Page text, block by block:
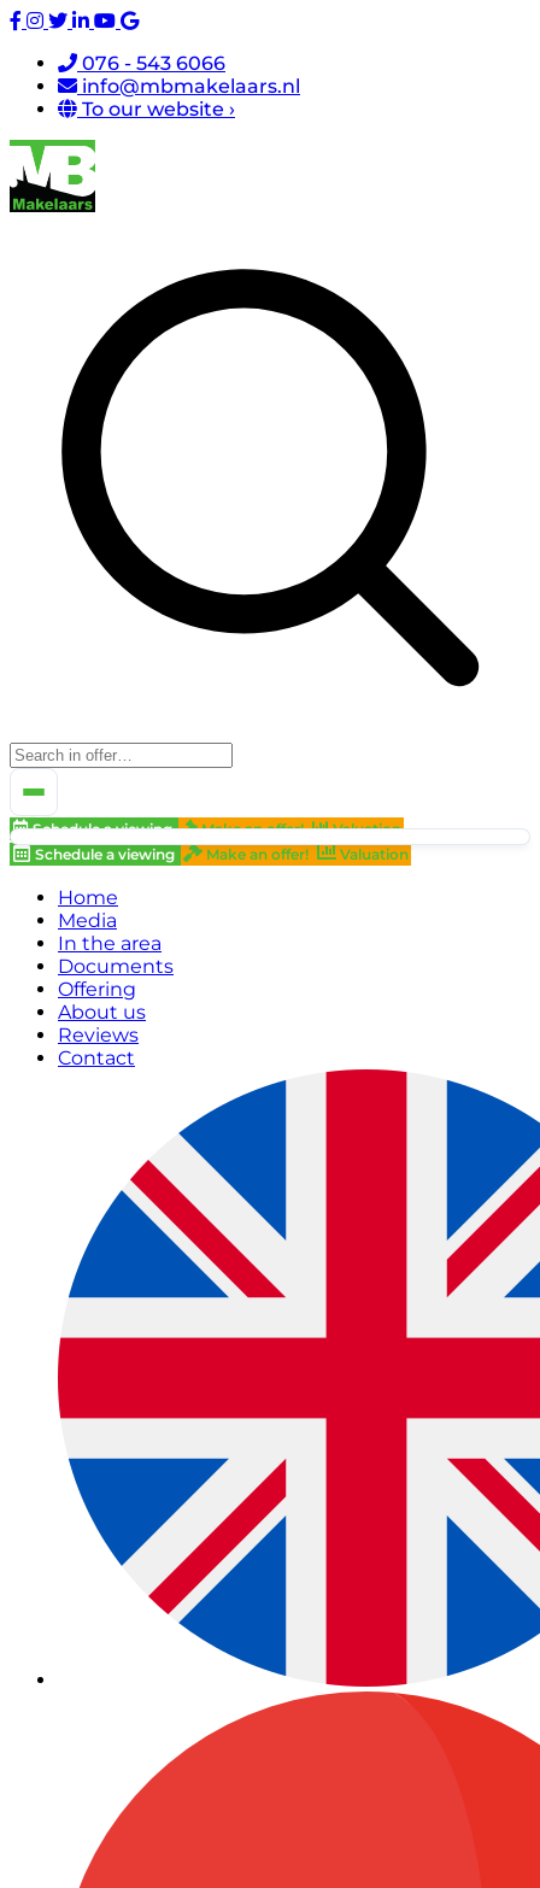
076 - 543 6066
info@mbmakelaars.nl
To our website ›
Schedule a viewing Make an offer!
Valuation
Schedule a viewing
Make an offer! Valuation
Home
Media
In the area
Documents
Offering
About us
Reviews
Contact